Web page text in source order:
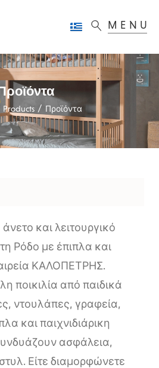
MENU
Products / Προϊόντα
και λειτουργικό
Ρόδο με έπιπλα και
ΚΑΛΟΠΕΤΡΗΣ.
ποικιλία από παιδικά
ντουλάπες, γραφεία,
και παιχνιδιάρικη
ασφάλεια,
Είτε διαμορφώνετε